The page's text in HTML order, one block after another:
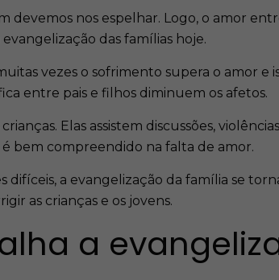
devemos nos espelhar. Logo, o amor
das famílias hoje.
vezes o sofrimento supera o amor e
entre pais e filhos diminuem os afetos.
Elas assistem discussões,
bem compreendido na falta de amor.
difíceis, a evangelização da família se
as crianças e os jovens.
a